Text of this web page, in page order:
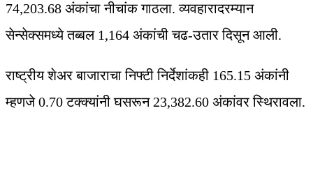
74,203.68 अंकांचा नीचांक गाठला. व्यवहारादरम्यान
सेन्सेक्समध्ये तब्बल 1,164 अंकांची चढ-उतार दिसून आली.
राष्ट्रीय शेअर बाजाराचा निफ्टी निर्देशांकही 165.15 अंकांनी
म्हणजे 0.70 टक्क्यांनी घसरून 23,382.60 अंकांवर स्थिरावला.